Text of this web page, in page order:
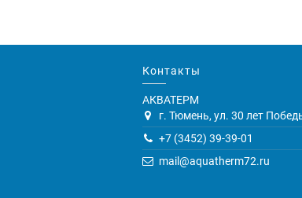
Контакты
АКВАТЕРМ
г. Тюмень, ул. 30 лет
+7 (3452) 39-39-01
mail@aquatherm72.ru